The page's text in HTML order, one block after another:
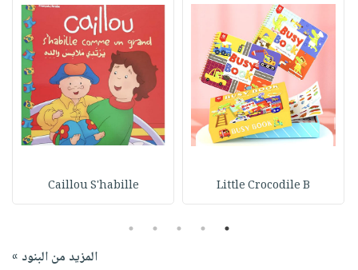
Little Crocodile B
Caillou S'habille
1
2
3
4
5
المزيد من البنود »